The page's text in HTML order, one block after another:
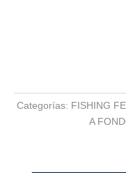
Categorías: FISHING
A